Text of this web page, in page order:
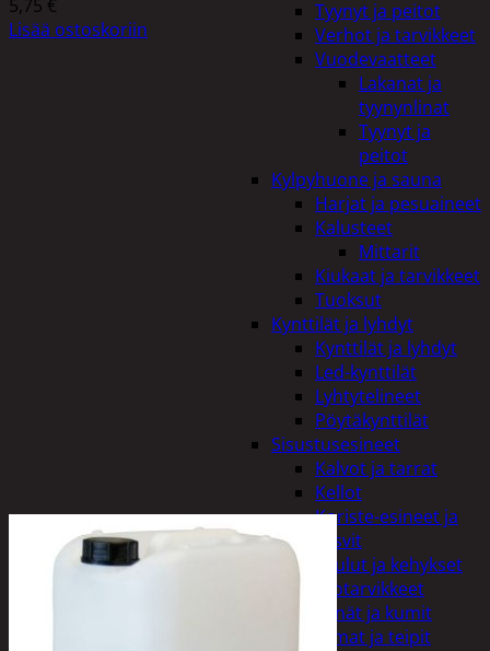
Tyynyt ja peitot
Verhot ja tarvikkeet
Vuodevaatteet
Lakanat ja
tyynynlinat
Tyynyt ja
peitot
Kylpyhuone ja sauna
Harjat ja pesuaineet
Kalusteet
Mittarit
Kiukaat ja tarvikkeet
Tuoksut
Kynttilät ja lyhdyt
Kynttilät ja lyhdyt
Led-kynttilät
Lyhtytelineet
Pöytäkynttilät
Sisustusesineet
Kalvot ja tarrat
Kellot
Koriste-esineet ja
kasvit
Taulut ja kehykset
Toimistotarvikkeet
Kynät ja kumit
Liimat ja teipit
5,75 €
Lisää ostoskoriin